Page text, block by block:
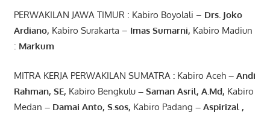
PERWAKILAN JAWA TIMUR : Kabiro Boyolali – Drs. Joko
Ardiano, Kabiro Surakarta – Imas Sumarni, Kabiro Madiun
: Markum
MITRA KERJA PERWAKILAN SUMATRA :Kabiro Aceh– Andi
Rahman, SE, Kabiro Bengkulu– Saman Asril, A.Md, Kabiro
Medan – Damai Anto, S.sos, Kabiro Padang – Aspirizal ,